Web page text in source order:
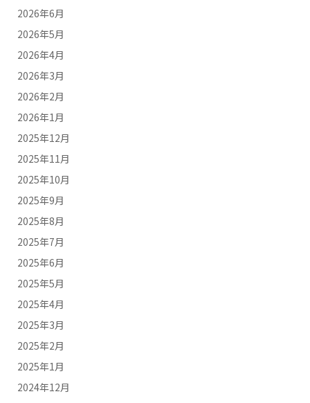
2026年6月
2026年5月
2026年4月
2026年3月
2026年2月
2026年1月
2025年12月
2025年11月
2025年10月
2025年9月
2025年8月
2025年7月
2025年6月
2025年5月
2025年4月
2025年3月
2025年2月
2025年1月
2024年12月